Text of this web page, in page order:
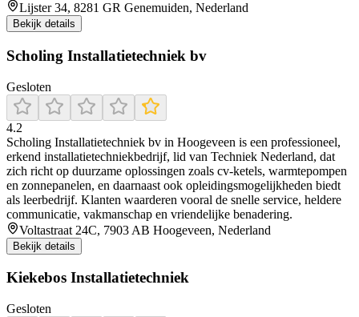
Lijster 34, 8281 GR Genemuiden, Nederland
Bekijk details
Scholing Installatietechniek bv
Gesloten
4.2
Scholing Installatietechniek bv in Hoogeveen is een professioneel,
erkend installatietechniekbedrijf, lid van Techniek Nederland, dat
zich richt op duurzame oplossingen zoals cv-ketels, warmtepompen
en zonnepanelen, en daarnaast ook opleidingsmogelijkheden biedt
als leerbedrijf. Klanten waarderen vooral de snelle service, heldere
communicatie, vakmanschap en vriendelijke benadering.
Voltastraat 24C, 7903 AB Hoogeveen, Nederland
Bekijk details
Kiekebos Installatietechniek
Gesloten